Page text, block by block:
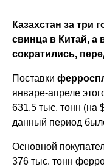
Казахстан за три
свинца в Китай, а
сократились,
Поставки
январе-апреле
631,5 тыс. тонн (на
данный период
Основной
376 тыс. тонн